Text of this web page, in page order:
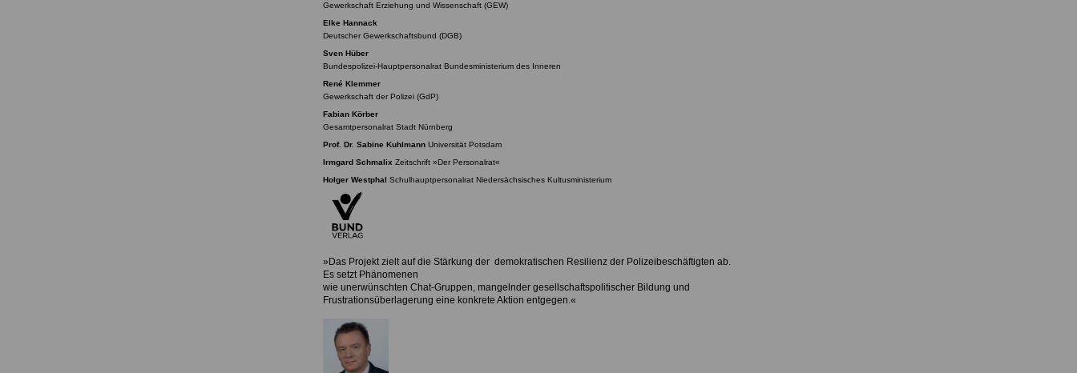
Gewerkschaft Erziehung und Wissenschaft (GEW)
Elke Hannack
Deutscher Gewerkschaftsbund (DGB)
Sven Hüber
Bundespolizei-Hauptpersonalrat Bundesministerium des Inneren
René Klemmer
Gewerkschaft der Polizei (GdP)
Fabian Körber
Gesamtpersonalrat Stadt Nürnberg
Prof. Dr. Sabine Kuhlmann Universität Potsdam
Irmgard Schmalix Zeitschrift »Der Personalrat«
Holger Westphal Schulhauptpersonalrat Niedersächsisches Kultusministerium
»Das Projekt zielt auf die Stärkung der demokratischen Resilienz der Polizeibeschäftigten ab.
Es setzt Phänomenen
wie unerwünschten Chat-Gruppen, mangelnder gesellschaftspolitischer Bildung und
Frustrationsüberlagerung eine konkrete Aktion entgegen.«